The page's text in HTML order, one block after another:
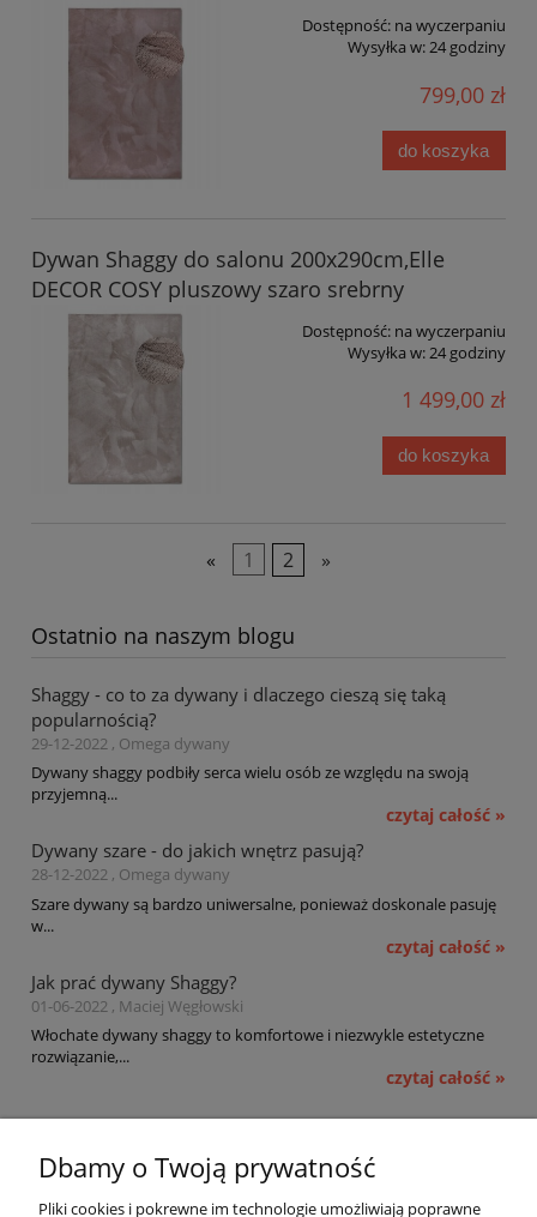
Dostępność: na wyczerpaniu
Wysyłka w:24 godziny
799,00 zł
do koszyka
Dywan Shaggy do salonu 200x290cm,Elle
DECOR COSY pluszowy szaro srebrny
Dostępność: na wyczerpaniu
Wysyłka w:24 godziny
1 499,00 zł
do koszyka
« 1 2 »
Ostatnio na naszym blogu
Shaggy - co to za dywany i dlaczego cieszą się taką
popularnością?
29-12-2022 , Omega dywany
Dywany shaggy podbiły serca wielu osób ze względu na swoją
przyjemną...
czytaj całość »
Dywany szare - do jakich wnętrz pasują?
28-12-2022 , Omega dywany
Szare dywany są bardzo uniwersalne, ponieważ doskonale pasuję
w...
czytaj całość »
Jak prać dywany Shaggy?
01-06-2022 , Maciej Węgłowski
Włochate dywany shaggy to komfortowe i niezwykle estetyczne
rozwiązanie,...
czytaj całość »
Dbamy o Twoją prywatność
Pliki cookies i pokrewne im technologie umożliwiają poprawne